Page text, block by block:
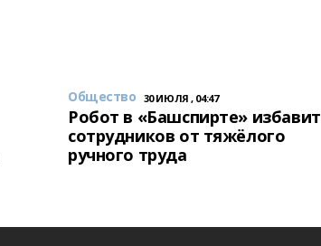
Общество 30 ИЮЛЯ , 04:47
Робот в «Башспирте» избавит
сотрудников от тяжёлого
ручного труда